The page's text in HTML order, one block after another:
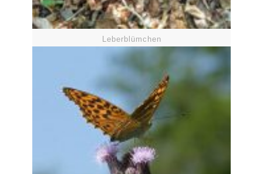
Leberblümchen